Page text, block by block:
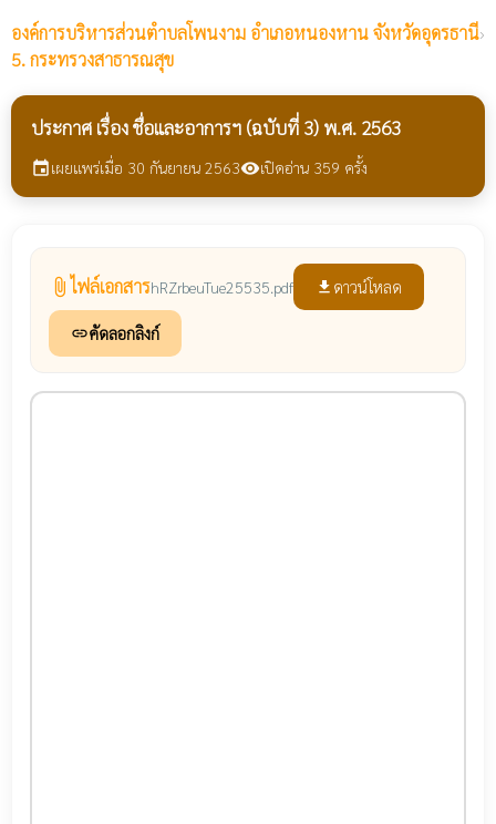
องค์การบริหารส่วนตำบลโพนงาม อำเภอหนองหาน จังหวัดอุดรธานี›
5. กระทรวงสาธารณสุข
ประกาศ เรื่อง ชื่อและอาการฯ (ฉบับที่ 3) พ.ศ. 2563
eventเผยแพร่เมื่อ 30 กันยายน 2563visibilityเปิดอ่าน 359 ครั้ง
attach_file ไฟล์เอกสารhRZrbeuTue25535.pdf file_download ดาวน์โหลด
linkคัดลอกลิงก์